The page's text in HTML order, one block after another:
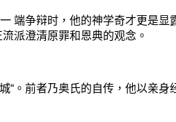
争辩时，他的神学奇才更是显
派澄清原罪和恩典的观念。
前者乃奥氏的自传，他以亲